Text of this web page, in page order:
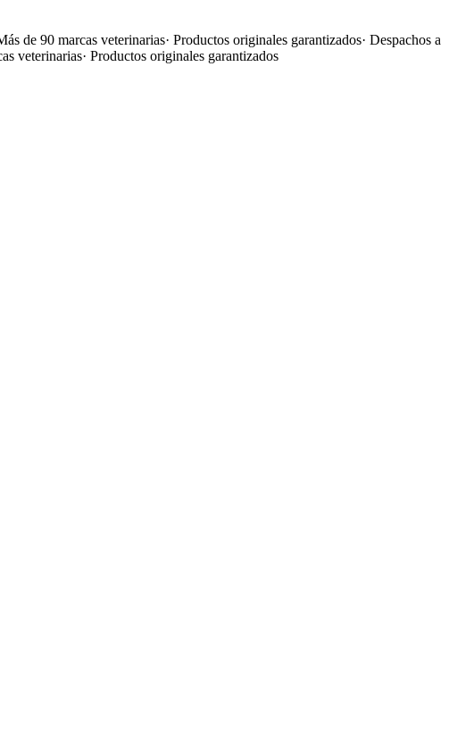
de 90 marcas veterinarias· Productos originales garantizados· Despachos a
veterinarias· Productos originales garantizados